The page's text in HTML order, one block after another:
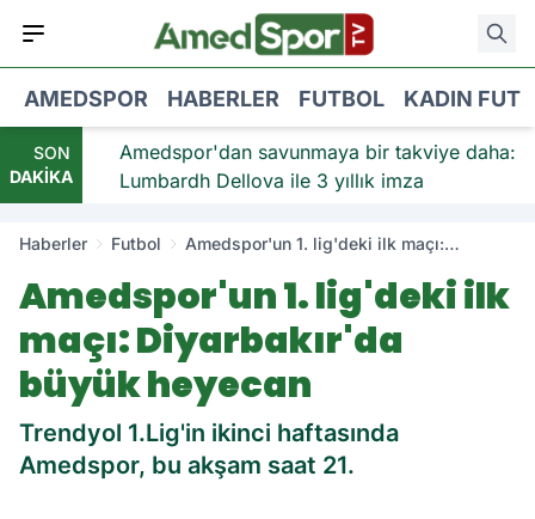
AMEDSPOR HABERLER FUTBOL KADIN
SON
DAKİKA
Amedspor'dan savunmaya bir takviye daha:
Lumbardh Dellova ile 3 yıllık imza
Haberler Futbol
Amedspor'un 1. lig'deki ilk maçı:
Amedspor'un 1. lig'deki ilk
maçı: Diyarbakır'da
büyük heyecan
Trendyol 1.Lig'in ikinci haftasında
Amedspor, bu akşam saat 21.